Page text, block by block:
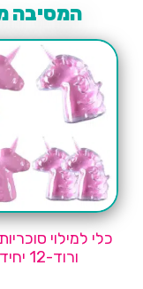
המסיבה
כלי למילוי
ורוד-12 יחידות